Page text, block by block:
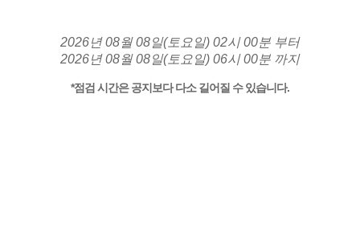
2026년 08월 08일(토요일) 02시 00분 부터
2026년 08월 08일(토요일) 06시 00분 까지
*점검 시간은 공지보다 다소 길어질 수 있습니다.